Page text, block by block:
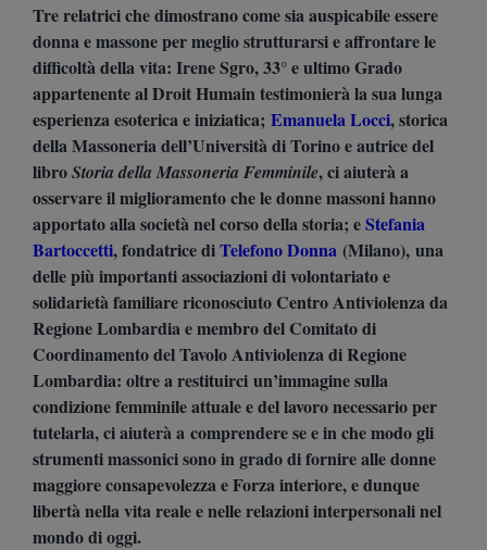
Tre relatrici che dimostrano come sia auspicabile essere
donna e massone per meglio strutturarsi e affrontare le
difficoltà della vita: Irene Sgro, 33° e ultimo Grado
appartenente al Droit Humain testimonierà la sua lunga
esperienza esoterica e iniziatica; Emanuela Locci, storica
della Massoneria dell’Università di Torino e autrice del
libroStoria della Massoneria Femminile, ci aiuterà a
osservare il miglioramento che le donne massoni hanno
apportato alla società nel corso della storia; eStefania
Bartoccetti, fondatrice diTelefono Donna (Milano), una
delle più importanti associazioni di volontariato e
solidarietà familiare riconosciuto Centro Antiviolenza da
Regione Lombardia e membro del Comitato di
Coordinamento del Tavolo Antiviolenza di Regione
Lombardia: oltre a restituirci un’immagine sulla
condizione femminile attuale e del lavoro necessario per
tutelarla, ci aiuterà a comprendere se e in che modo gli
strumenti massonici sono in grado di fornire alle donne
maggiore consapevolezza e Forza interiore, e dunque
libertà nella vita reale e nelle relazioni interpersonali nel
mondo di oggi.